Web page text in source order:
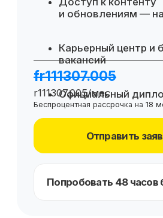
Отправить заявку
для уверенной работы с данными
Повышение точности и скорости
росте внутри компании
Дополнительный модуль с 47
кейсами с собеседований
на различные позиции в финансах